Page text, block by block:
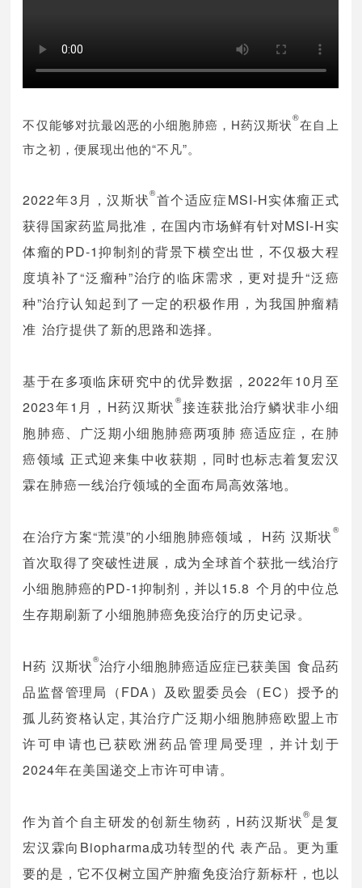
不仅能够对抗最凶恶的小细胞肺癌，H药汉斯状®在自上
市之初，便展现出他的“不凡”。
2022年3月，汉斯状®首个适应症MSI-H实体瘤正式
获得国家药监局批准，在国内市场鲜有针对MSI-H实
体瘤的PD-1抑制剂的背景下横空出世，不仅极大程
度填补了“泛瘤种”治疗的临床需求，更对提升“泛癌
种”治疗认知起到了一定的积极作用，为我国肿瘤精
准治疗提供了新的思路和选择。
基于在多项临床研究中的优异数据，2022年10月至
2023年1月，H药汉斯状®接连获批治疗鳞状非小细
胞肺癌、广泛期小细胞肺癌两项肺癌适应症，在肺
癌领域正式迎来集中收获期，同时也标志着复宏汉
霖在肺癌一线治疗领域的全面布局高效落地。
在治疗方案“荒漠”的小细胞肺癌领域， H药 汉斯状 ®
首次取得了突破性进展，成为全球首个获批一线治疗
小细胞肺癌的PD-1抑制剂，并以15.8个月的中位总
生存期刷新了小细胞肺癌免疫治疗的历史记录。
H药 汉斯状®治疗小细胞肺癌适应症已获美国食品药
品监督管理局（FDA）及欧盟委员会（EC）授予的
孤儿药资格认定, 其治疗广泛期小细胞肺癌欧盟上市
许可申请也已获欧洲药品管理局受理，并计划于
2024年在美国递交上市许可申请。 
作为首个自主研发的创新生物药，H药汉斯状®是复
宏汉霖向Biopharma成功转型的代表产品。更为重
要的是，它不仅树立国产肿瘤免疫治疗新标杆，也以